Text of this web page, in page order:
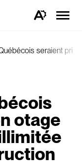
Ouvrez
d'accessibilité.
la
seraient pris
otage